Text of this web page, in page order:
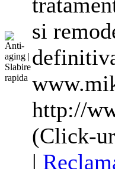
si
http://
(Click-
|